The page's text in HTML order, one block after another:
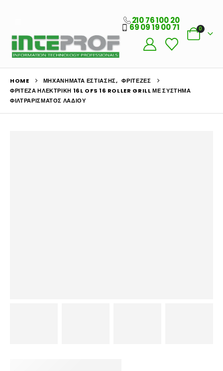
210 76 100 20
69 09 19 00 71 0
HOME ΜΗΧΑΝΉΜΑΤΑ ΕΣΤΊΑΣΗΣ, ΦΡΙΤΈΖΕΣ
ΦΡΙΤΈΖΑ ΗΛΕΚΤΡΙΚΉ 16L OFS 16 ROLLER GRILL ΜΕ ΣΎΣΤΗΜΑ
ΦΙΛΤΡΑΡΊΣΜΑΤΟΣ ΛΑΔΙΟΎ